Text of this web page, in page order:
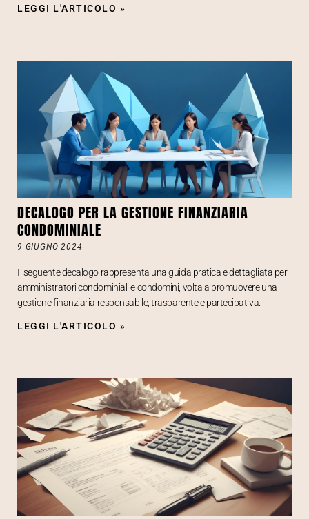
LEGGI L'ARTICOLO »
DECALOGO PER LA GESTIONE FINANZIARIA
CONDOMINIALE
9 GIUGNO 2024
Il seguente decalogo rappresenta una guida pratica e dettagliata per
amministratori condominiali e condomini, volta a promuovere una
gestione finanziaria responsabile, trasparente e partecipativa.
LEGGI L'ARTICOLO »